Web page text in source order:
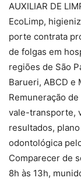
AUXILIAR DE
EcoLimp,
porte contrata
de folgas em
regiões de São
Barueri, ABCD e
Remuneração
vale-transporte,
resultados,
odontológica
Comparecer de
8h às 13h,